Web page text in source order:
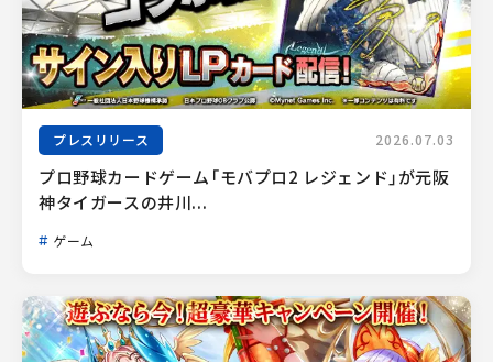
プレスリリース 2026.07.03
プロ野球カードゲーム「モバプロ2 レジェンド」が元阪
神タイガースの井川...
ゲーム